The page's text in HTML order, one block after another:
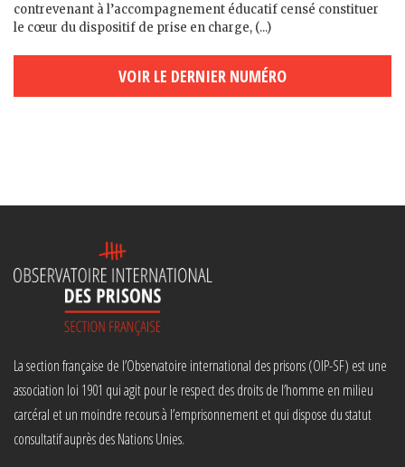
contrevenant à l’accompagnement éducatif censé constituer
le cœur du dispositif de prise en charge, (...)
VOIR LE DERNIER NUMÉRO
La section française de l’Observatoire international des prisons (OIP-SF) est une
association loi 1901 qui agit pour le respect des droits de l’homme en milieu
carcéral et un moindre recours à l’emprisonnement et qui dispose du statut
consultatif auprès des Nations Unies.